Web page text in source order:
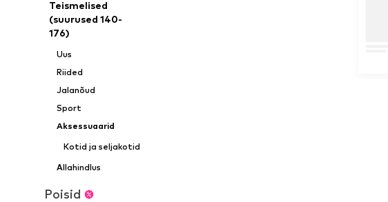
Teismelised
(suurused 140-
176)
Uus
Riided
Jalanõud
Sport
Aksessuaarid
Kotid ja seljakotid
Allahindlus
Poisid